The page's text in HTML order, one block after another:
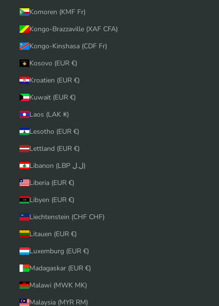
Komoren (KMF Fr)
Kongo-Brazzaville (XAF CFA)
Kongo-Kinshasa (CDF Fr)
Kosovo (EUR €)
Kroatien (EUR €)
Kuwait (EUR €)
Laos (LAK ₭)
Lesotho (EUR €)
Lettland (EUR €)
Libanon (LBP ل.ل)
Liberia (EUR €)
Libyen (EUR €)
Liechtenstein (CHF CHF)
Litauen (EUR €)
Luxemburg (EUR €)
Madagaskar (EUR €)
Malawi (MWK MK)
Malaysia (MYR RM)